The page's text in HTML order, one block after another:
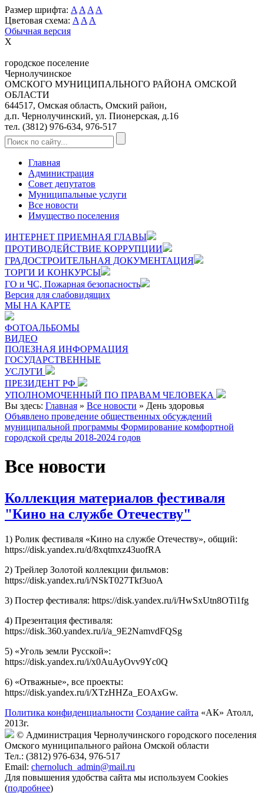
Размер шрифта: A A A A
Цветовая схема: A A A
Обычная версия
X
городское поселение
Чернолучинское
ОМСКОГО МУНИЦИПАЛЬНОГО РАЙОНА ОМСКОЙ
ОБЛАСТИ
644517, Омская область, Омский район,
д.п. Чернолучинский, ул. Пионерская, д.16
тел. (3812) 976-634, 976-517
Главная
Администрация
Совет депутатов
Муниципальные услуги
Все новости
Имущество поселения
ИНТЕРНЕТ ПРИЕМНАЯ ГЛАВЫ
ПРОТИВОДЕЙСТВИЕ КОРРУПЦИИ
ГРАДОСТРОИТЕЛЬНАЯ ДОКУМЕНТАЦИЯ
ТОРГИ И КОНКУРСЫ
ГО и ЧС, Пожарная безопасность
Версия для слабовидящих
МЫ НА КАРТЕ
ФОТОАЛЬБОМЫ
ВИДЕО
ПОЛЕЗНАЯ ИНФОРМАЦИЯ
ГОСУДАРСТВЕННЫЕ
УСЛУГИ
ПРЕЗИДЕНТ РФ
УПОЛНОМОЧЕННЫЙ ПО ПРАВАМ ЧЕЛОВЕКА
Вы здесь: Главная » Все новости » День здоровья
Объявлено проведение общественных обсуждений
муниципальной программы Формирование комфортной
городской среды 2018-2024 годов
Все новости
Коллекция материалов фестиваля
"Кино на службе Отечеству"
1) Ролик фестиваля «Кино на службе Отечеству», общий:
https://disk.yandex.ru/d/8xqtmxz43uofRA
2) Трейлер Золотой коллекции фильмов:
https://disk.yandex.ru/i/NSkT027Tkf3uoA
3) Постер фестиваля: https://disk.yandex.ru/i/HwSxUtn8OTi1fg
4) Презентация фестиваля:
https://disk.360.yandex.ru/i/a_9E2NamvdFQSg
5) «Уголь земли Русской»:
https://disk.yandex.ru/i/x0AuAyOvv9Yc0Q
6) «Отважные», все проекты:
https://disk.yandex.ru/i/XTzHHZa_EOAxGw.
Политика конфиденциальности Создание сайта «АК» Атолл,
2013г.
© Администрация Чернолучинского городского поселения
Омского муниципального района Омской области
Тел.: (3812) 976-634, 976-517
Email: chernoluch_admin@mail.ru
Для повышения удобства сайта мы используем Cookies
(подробнее)